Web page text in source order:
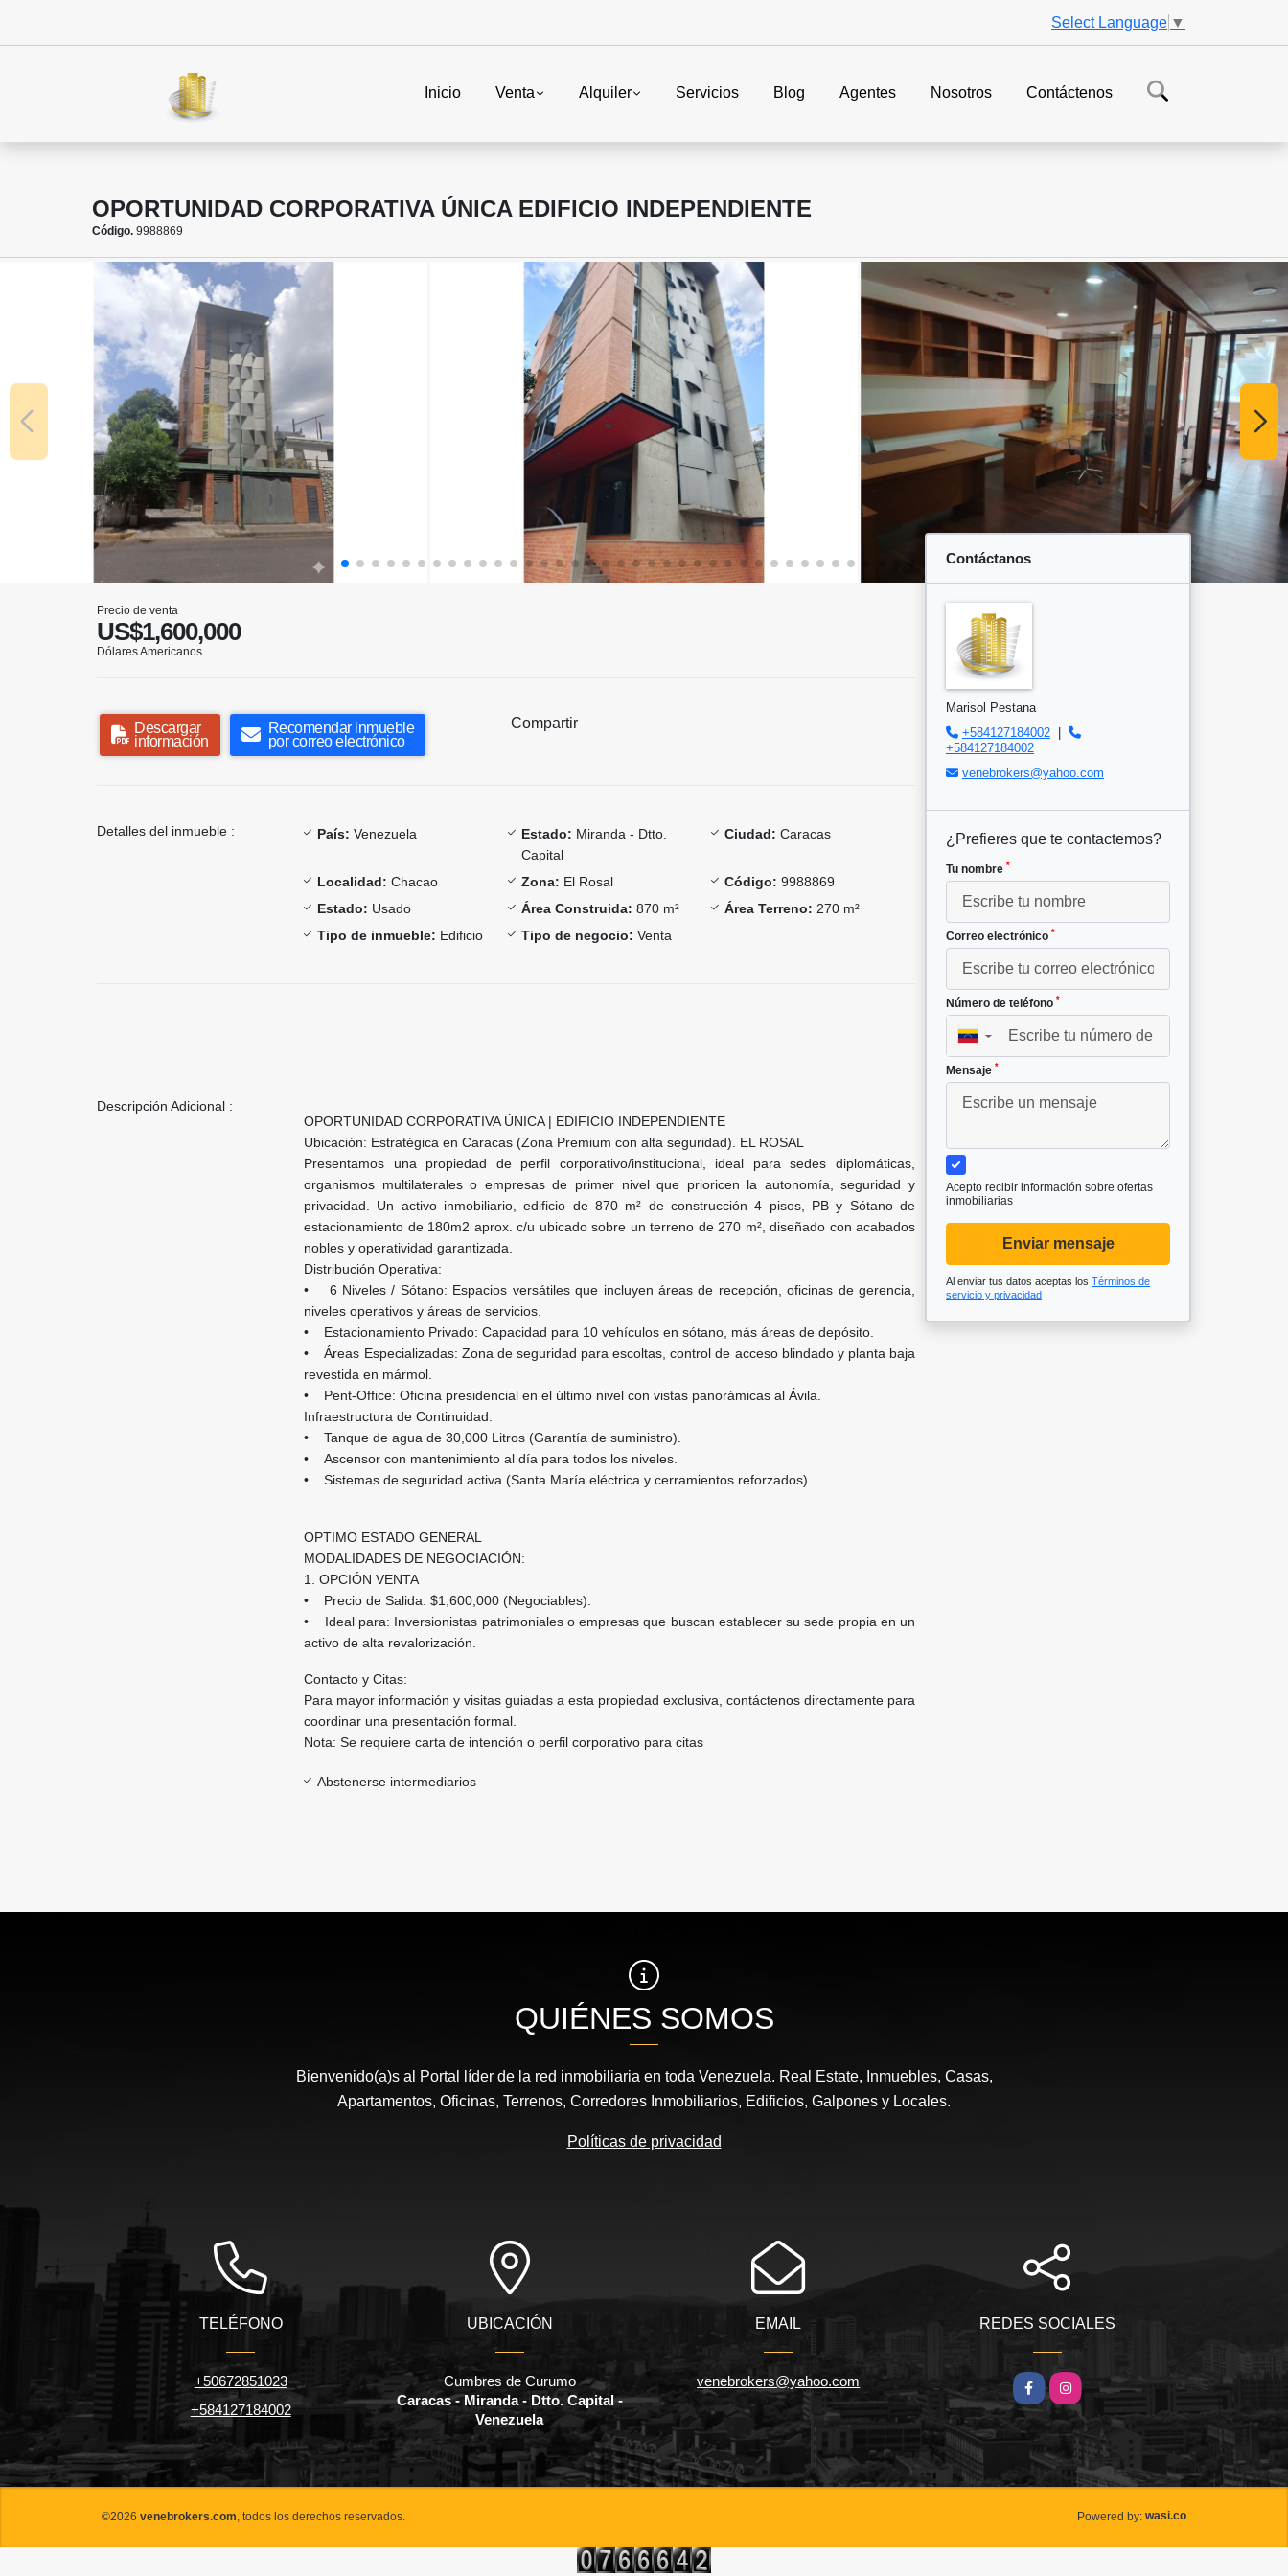
Select Language ▼
Inicio Venta Alquiler Servicios Blog Agentes Nosotros Contáctenos
OPORTUNIDAD CORPORATIVA ÚNICA EDIFICIO INDEPENDIENTE
Código. 9988869
Precio de venta
US$1,600,000
Dólares Americanos
Descargar
información
Recomendar inmueble
por correo electrónico
Compartir
Detalles del inmueble : País: Venezuela Estado: Miranda - Dtto.
Capital
Ciudad: Caracas
Localidad: Chacao Zona: El Rosal Código: 9988869
Estado: Usado Área Construida: 870 m² Área Terreno: 270 m²
Tipo de inmueble: Edificio Tipo de negocio: Venta
Descripción Adicional :
OPORTUNIDAD CORPORATIVA ÚNICA | EDIFICIO INDEPENDIENTE
Ubicación: Estratégica en Caracas (Zona Premium con alta seguridad). EL ROSAL
Presentamos una propiedad de perfil corporativo/institucional, ideal para sedes diplomáticas,
organismos multilaterales o empresas de primer nivel que prioricen la autonomía, seguridad y
privacidad. Un activo inmobiliario, edificio de 870 m² de construcción 4 pisos, PB y Sótano de
estacionamiento de 180m2 aprox. c/u ubicado sobre un terreno de 270 m², diseñado con acabados
nobles y operatividad garantizada.
Distribución Operativa:
• 6 Niveles / Sótano: Espacios versátiles que incluyen áreas de recepción, oficinas de gerencia,
niveles operativos y áreas de servicios.
• Estacionamiento Privado: Capacidad para 10 vehículos en sótano, más áreas de depósito.
• Áreas Especializadas: Zona de seguridad para escoltas, control de acceso blindado y planta baja
revestida en mármol.
• Pent-Office: Oficina presidencial en el último nivel con vistas panorámicas al Ávila.
Infraestructura de Continuidad:
• Tanque de agua de 30,000 Litros (Garantía de suministro).
• Ascensor con mantenimiento al día para todos los niveles.
• Sistemas de seguridad activa (Santa María eléctrica y cerramientos reforzados).
OPTIMO ESTADO GENERAL
MODALIDADES DE NEGOCIACIÓN:
1. OPCIÓN VENTA
• Precio de Salida: $1,600,000 (Negociables).
• Ideal para: Inversionistas patrimoniales o empresas que buscan establecer su sede propia en un
activo de alta revalorización.
Contacto y Citas:
Para mayor información y visitas guiadas a esta propiedad exclusiva, contáctenos directamente para
coordinar una presentación formal.
Nota: Se requiere carta de intención o perfil corporativo para citas
Abstenerse intermediarios
Contáctanos
Marisol Pestana
+584127184002 |
+584127184002
venebrokers@yahoo.com
¿Prefieres que te contactemos?
Tu nombre *
Correo electrónico *
Número de teléfono *
▼
Mensaje *
Acepto recibir información sobre ofertas
inmobiliarias
Enviar mensaje
Al enviar tus datos aceptas los Términos de
servicio y privacidad
QUIÉNES SOMOS
Bienvenido(a)s al Portal líder de la red inmobiliaria en toda Venezuela. Real Estate, Inmuebles, Casas,
Apartamentos, Oficinas, Terrenos, Corredores Inmobiliarios, Edificios, Galpones y Locales.
Políticas de privacidad
TELÉFONO
+50672851023
+584127184002
UBICACIÓN
Cumbres de Curumo
Caracas - Miranda - Dtto. Capital -
Venezuela
EMAIL
venebrokers@yahoo.com
REDES SOCIALES
FacebookInstagram
©2026 venebrokers.com , todos los derechos reservados. Powered by: wasi.co